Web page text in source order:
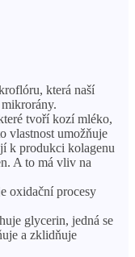
která naší
tvoří kozí mléko,
vlastnost umožňuje
k produkci kolagenu
A to má vliv na
oxidační procesy
glycerin, jedná se
a zklidňuje